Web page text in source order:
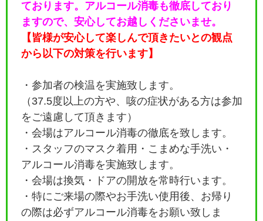
ております。アルコール消毒も徹底しており
ますので、安心してお越しくださいませ。
【皆様が安心して楽しんで頂きたいとの観点
から以下の対策を行います】
・参加者の検温を実施致します。
（37.5度以上の方や、咳の症状がある方は参加
をご遠慮して頂きます）
・会場はアルコール消毒の徹底を致します。
・ スタッフのマスク着用・こまめな手洗い・
アルコール消毒を実施致します。
・会場は換気・ドアの開放を常時行います。
・特にご来場の際やお手洗い使用後、お帰り
の際は必ずアルコール消毒をお願い致しま